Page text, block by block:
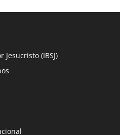
(IBSJ)